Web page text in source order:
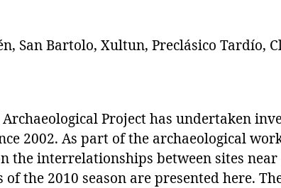
San Bartolo, Xultun, Preclásico Tardío,
Archaeological Project has undertaken
2002. As part of the archaeological
the interrelationships between sites near
the 2010 season are presented here.